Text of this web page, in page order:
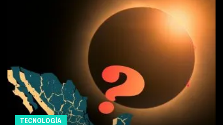
TECNOLOGÍA